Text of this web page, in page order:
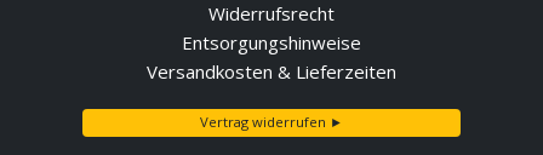
Widerrufsrecht
Entsorgungshinweise
Versandkosten & Lieferzeiten
Vertrag widerrufen ►